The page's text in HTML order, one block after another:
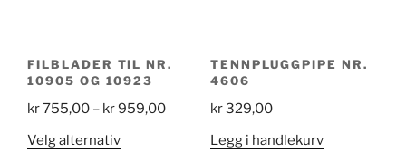
FILBLADER TIL NR.
10905 OG 10923
kr755,00 – kr959,00Price
kr 755,00
Velg alternativDette
TENNPLUGGPIPE NR.
4606
kr329,00
Legg i handlekurv